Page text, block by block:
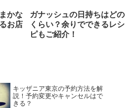
かな
お店
ガナッシュの日持ちはどの
くらい？余りでできるレシ
ピもご紹介！
キッザニア東京の予約方法を解
説！予約変更やキャンセルはで
きる？